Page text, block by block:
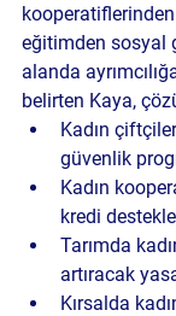
eğitimden sosyal
alanda
belirten Kaya,
Kadın
güvenlik
Kadın
kredi
Tarımda
artıracak
Kırsalda